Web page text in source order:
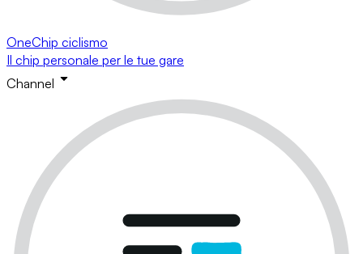
OneChip ciclismo
Il chip personale per le tue gare
Channel